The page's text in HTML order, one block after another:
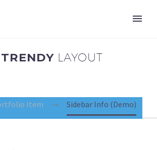
LAYOUT
Item Sidebar Info (Demo)